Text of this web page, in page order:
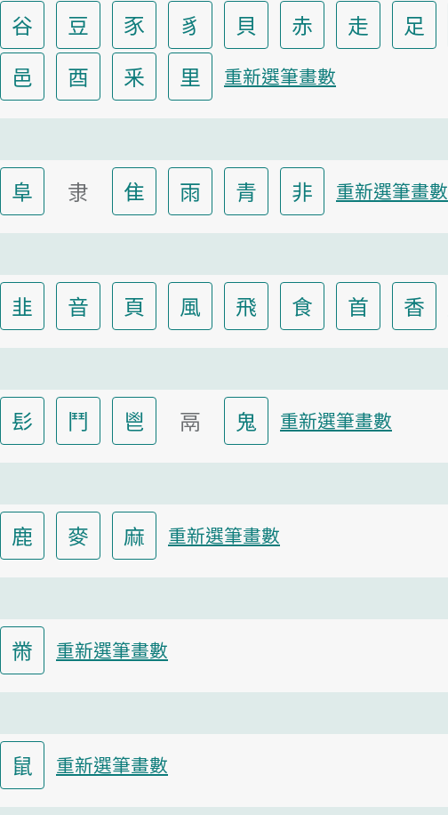
谷 豆 豕 豸 貝 赤 走 足
邑 酉 釆 里 重新選筆畫數
阜 隶 隹 雨 青 非 重新選筆畫數
韭 音 頁 風 飛 食 首 香
髟 鬥 鬯 鬲 鬼 重新選筆畫數
鹿 麥 麻 重新選筆畫數
黹 重新選筆畫數
鼠 重新選筆畫數